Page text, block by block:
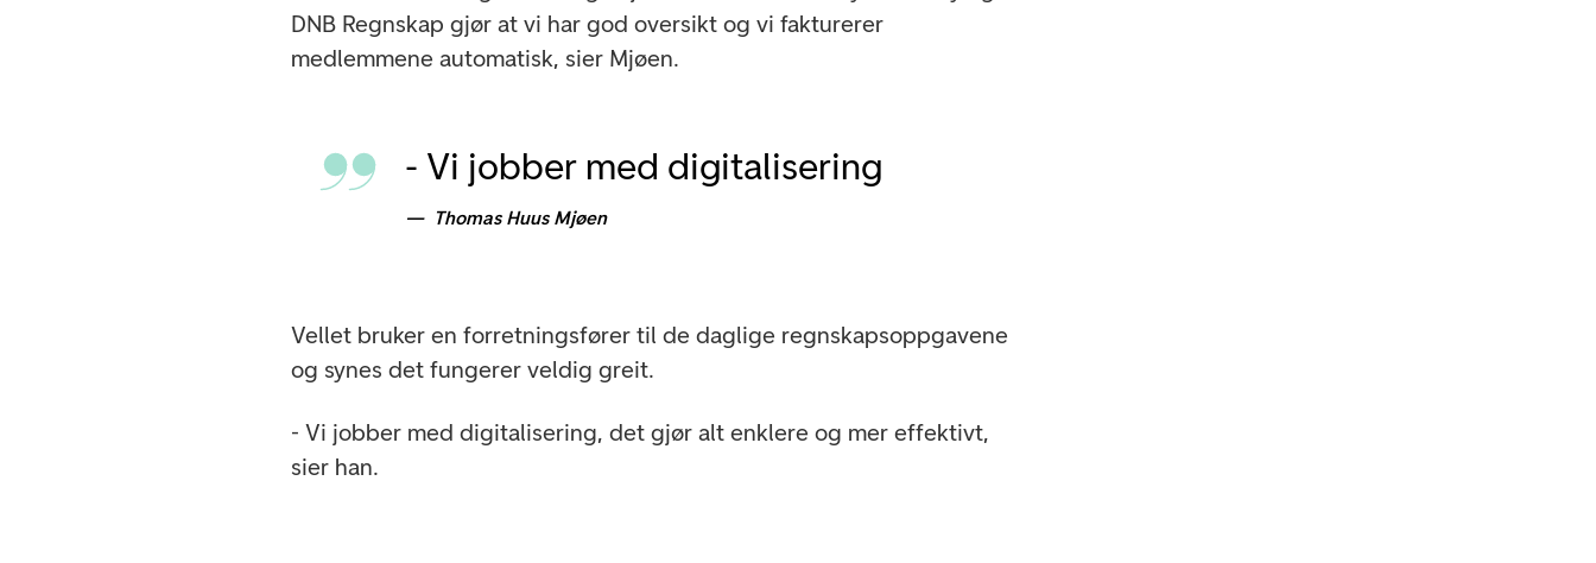
DNB Regnskap gjør at vi har god oversikt og vi fakturerer
medlemmene automatisk, sier Mjøen.
- Vi jobber med digitalisering
Thomas Huus Mjøen
Vellet bruker en forretningsfører til de daglige regnskapsoppgavene
og synes det fungerer veldig greit.
- Vi jobber med digitalisering, det gjør alt enklere og mer effektivt,
sier han.